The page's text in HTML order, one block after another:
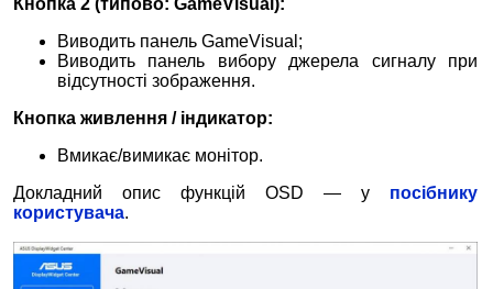
Кнопка 2 (типово: GameVisual):
Виводить панель GameVisual;
Виводить панель вибору джерела сигналу при
відсутності зображення.
Кнопка живлення / індикатор:
Вмикає/вимикає монітор.
Докладний опис функцій OSD — у посібнику
користувача.